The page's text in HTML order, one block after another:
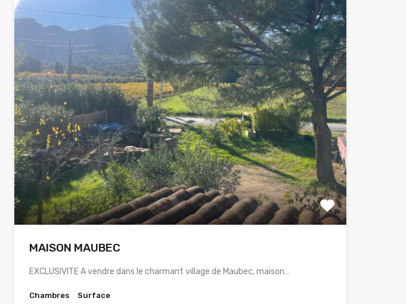
MAISON MAUBEC
EXCLUSIVITE A vendre dans le charmant village de Maubec, maison…
Chambres
Surface